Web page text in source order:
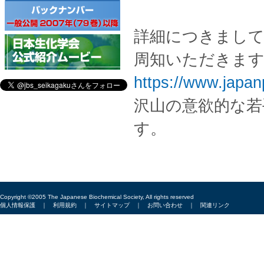
詳細につきまし
周知いただきま
https://
沢山の意欲的な
す。
Copyright ©2005 The Japanese Biochemical Society, All rights reserved
個人情報保護 ｜ 利用規約 ｜ サイトマップ｜ お問い合わせ ｜ 関連リンク